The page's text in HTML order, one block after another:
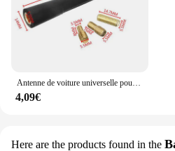
Antenne de voiture universelle pour radio de bain, petite antenne de voiture courte, mini accessoires d'autoradio, FM, AM, antenne en cuivre pur
4,09€
Here are the products found in the